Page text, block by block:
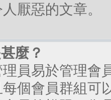
厭惡的文章。
麼？
員易於管理會
每個會員群組可